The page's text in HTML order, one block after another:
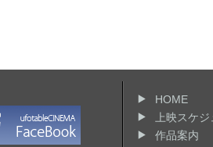
HOME
上映スケ
作品案内